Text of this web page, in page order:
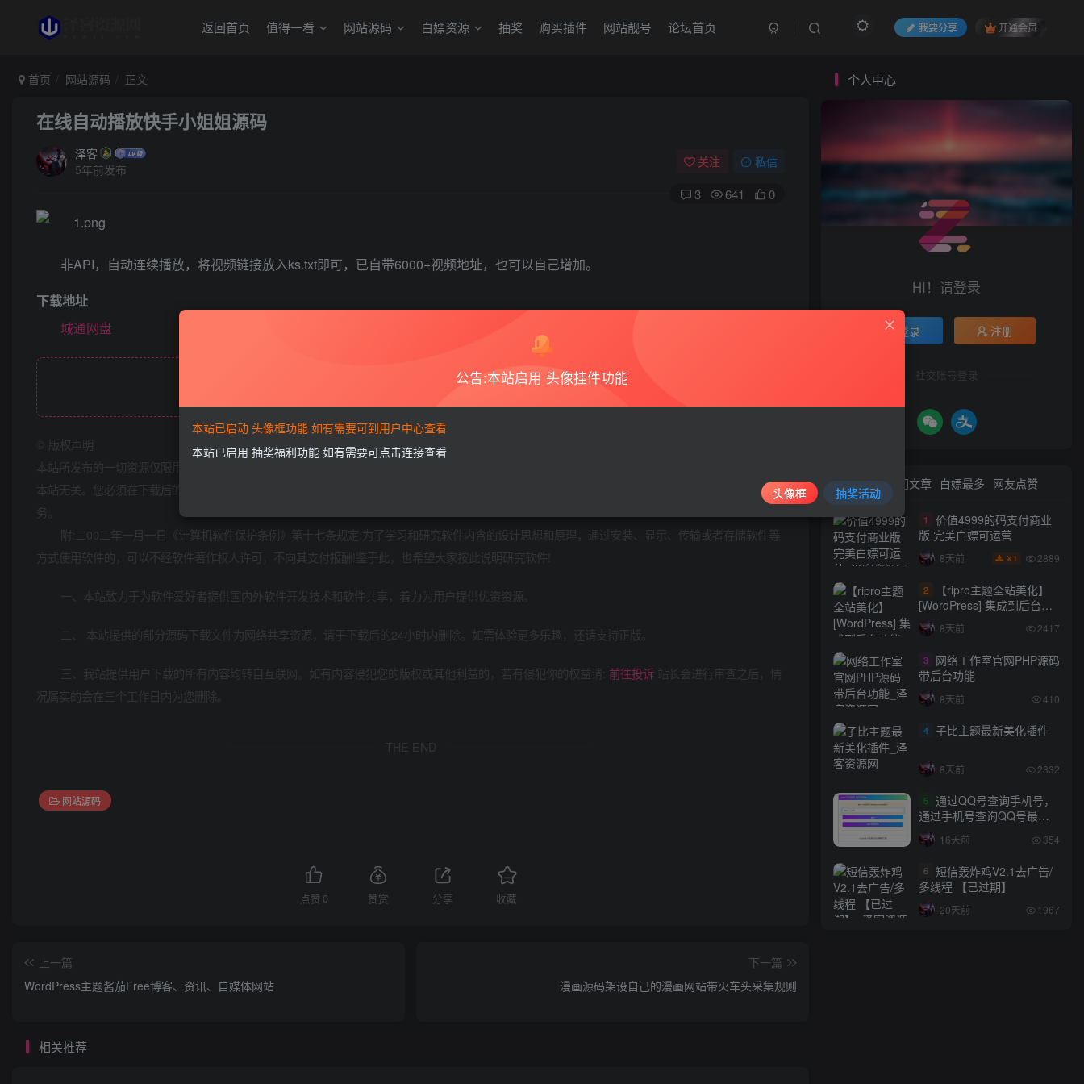
返回首页 值得一看 网站源码 白嫖资源 抽奖 购买插件 网站靓号 论坛首页 我要分享 开通会员
首页 网站源码 正文
在线自动播放快手小姐姐源码
泽客
5年前发布
关注 私信
3 641 0
非API，自动连续播放，将视频链接放入ks.txt即可，已自带6000+视频地址，也可以自己增加。
下载地址
城通网盘
此处内容已隐藏，请评论后刷新页面查看.
版权声明
本站所发布的一切资源仅限用于学习和研究目的;不得将上述内容用于商业或者非法用途，否则，一切后果请用户自负。本站信息来自网络，版权争议与
本站无关。您必须在下载后的24个小时之内，从您的电脑中彻底删除上述内容。如果您喜欢该程序，请支持正版软件，购买注册，得到更好的正版服
务。
附:二00二年一月一日《计算机软件保护条例》第十七条规定:为了学习和研究软件内含的设计思想和原理，通过安装、显示、传输或者存储软件等
方式使用软件的，可以不经软件著作权人许可，不向其支付报酬!鉴于此，也希望大家按此说明研究软件!
一、本站致力于为软件爱好者提供国内外软件开发技术和软件共享，着力为用户提供优资资源。
二、 本站提供的部分源码下载文件为网络共享资源，请于下载后的24小时内删除。如需体验更多乐趣，还请支持正版。
三、我站提供用户下载的所有内容均转自互联网。如有内容侵犯您的版权或其他利益的，若有侵犯你的权益请: 前往投诉 站长会进行审查之后，情
况属实的会在三个工作日内为您删除。
THE END
网站源码
点赞 0 赞赏 分享 收藏
上一篇
WordPress主题酱茄Free博客、资讯、自媒体网站
下一篇
漫画源码架设自己的漫画网站带火车头采集规则
相关推荐
个人中心
HI！请登录
登录 注册
社交账号登录
热门文章 白嫖最多 网友点赞
1
价值4999的码支付商业
版 完美白嫖可运营
8天前 ￥ 1 2889
2
【ripro主题全站美化】
[WordPress] 集成到后台功
能的全站美化包
WordPress…
8天前 2417
3
网络工作室官网PHP源码
带后台功能
8天前 410
4 子比主题最新美化插件
8天前 2332
5 通过QQ号查询手机号，
通过手机号查询QQ号最新
网站源码
16天前 354
6 短信轰炸鸡V2.1去广告/
多线程 【已过期】
20天前 1967
公告:本站启用 头像挂件功能
本站已启动 头像框功能 如有需要可到用户中心查看
本站已启用 抽奖福利功能 如有需要可点击连接查看
头像框 抽奖活动